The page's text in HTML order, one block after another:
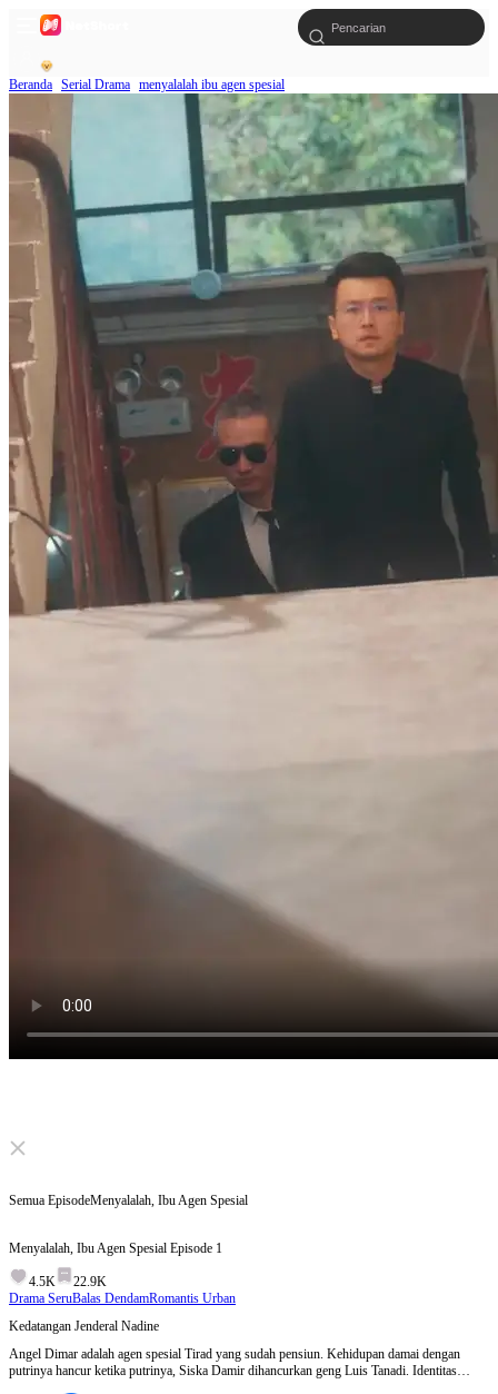
Beranda Serial Drama menyalalah ibu agen spesial
Click to unmute
Semua EpisodeMenyalalah, Ibu Agen Spesial
Menyalalah, Ibu Agen Spesial Episode 1
4.5K
22.9K
Drama SeruBalas DendamRomantis Urban
Kedatangan Jenderal Nadine
Angel Dimar adalah agen spesial Tirad yang sudah pensiun. Kehidupan damai dengan
putrinya hancur ketika putrinya, Siska Damir dihancurkan geng Luis Tanadi. Identitas